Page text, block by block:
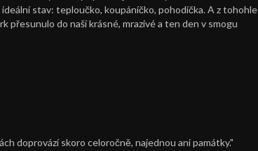
stav: teploučko, koupáníčko, pohodička. A z tohohle
přesunulo do naší krásné, mrazivé a ten den v smogu
doprovází skoro celoročně, najednou ani památky."